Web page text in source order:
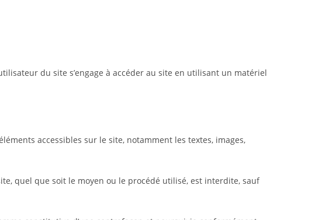
du site s’engage à accéder au site en utilisant un matériel
accessibles sur le site, notamment les textes, images,
quel que soit le moyen ou le procédé utilisé, est interdite, sauf